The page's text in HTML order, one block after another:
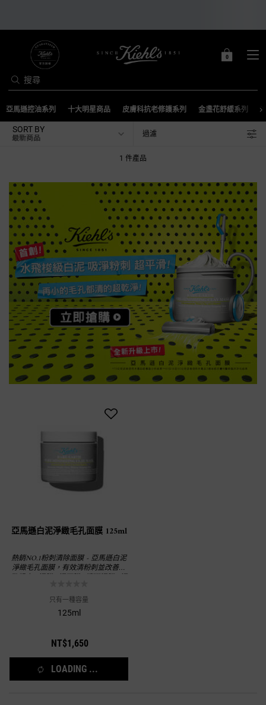
搜尋
購0
0 PRODUCT IN
Main content
亞馬遜控油系列 十大明星商品 皮膚科抗老修護系列 金盞花舒緩系列
SORT BY 過濾
FILTER MENU
1 件產品
亞馬遜白泥淨緻毛孔面膜 125ml
熱銷NO.1粉刺清除面膜 - 亞馬遜白泥
淨緻毛孔面膜，有效清粉刺並改善毛
孔粗大 #泥膜 #泥面膜 #清潔泥膜 #泥
大 #縮小毛孔 #粉刺 #黑頭粉刺 #清粉
刺 #鼻頭粉刺
只有一種容量
125ml
NT$1,650
LOADING ...